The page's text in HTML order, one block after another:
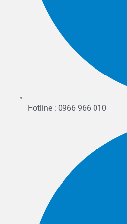
Hotline : 0966 966 010